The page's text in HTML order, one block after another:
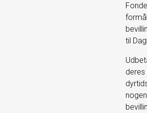
til
deres